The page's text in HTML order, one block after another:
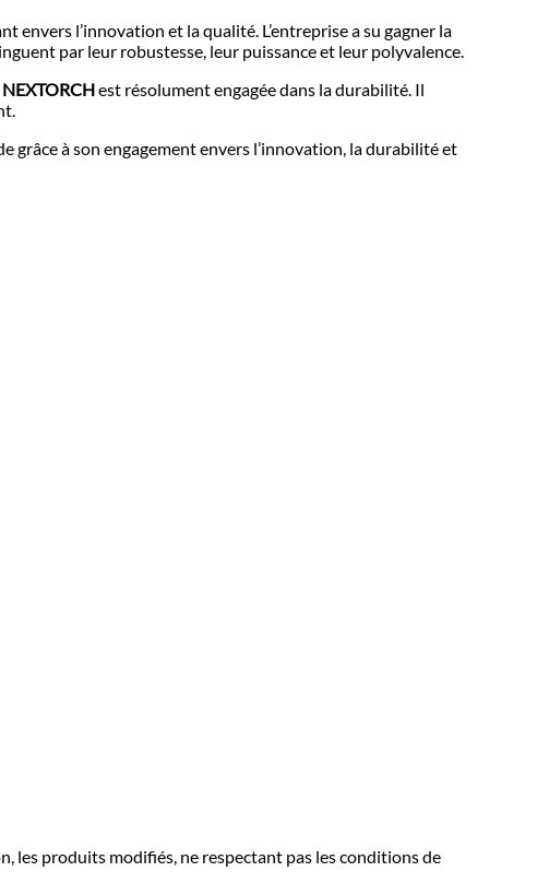
envers l’innovation et la qualité. L’entreprise a su gagner la
par leur robustesse, leur puissance et leur polyvalence.
NEXTORCHest résolument engagée dans la durabilité. Il
grâce à son engagement envers l’innovation, la durabilité et
les produits modifiés, ne respectant pas les conditions de